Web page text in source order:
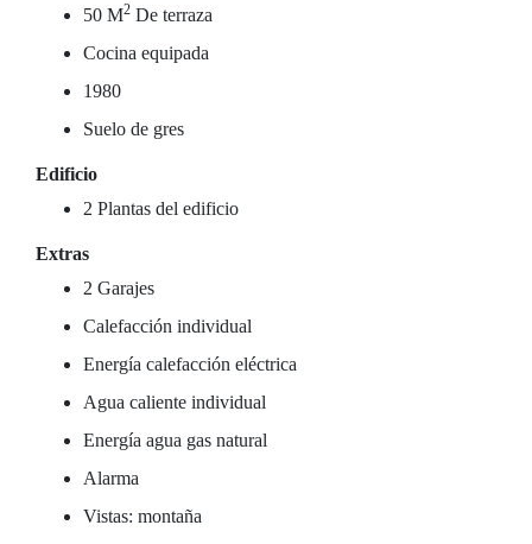
50 M2 De terraza
Cocina equipada
1980
Suelo de gres
Edificio
2 Plantas del edificio
Extras
2 Garajes
Calefacción individual
Energía calefacción eléctrica
Agua caliente individual
Energía agua gas natural
Alarma
Vistas: montaña